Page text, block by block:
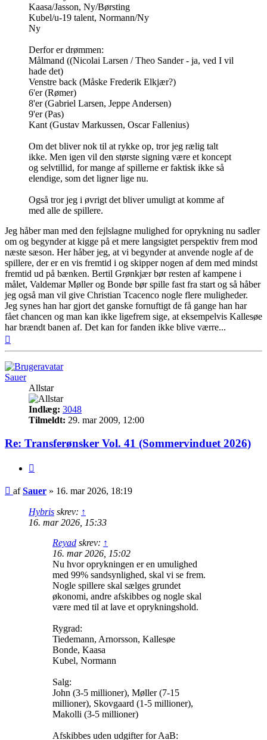
Kaasa/Jasson, Ny/Børsting
Kubel/u-19 talent, Normann/Ny
Ny
Derfor er drømmen:
Målmand ((Nicolai Larsen / Theo Sander - ja, ved I vil
hade det)
Venstre back (Måske Frederik Elkjær?)
6'er (Rømer)
8'er (Gabriel Larsen, Jeppe Andersen)
9'er (Pas)
Kant (Gustav Markussen, Oscar Fallenius)
Om det bliver nok til at rykke op, tror jeg rælig talt
ikke. Men igen vil den største signing være et koncept
og selvtillid, for mange af spillerne er faktisk ikke så
elendige, som det ligner lige nu.
Også tror jeg i øvrigt det bliver umuligt at komme af
med alle de spillere.
Jeg håber man med den fejlslagne mulighed for oprykning nu sadler
om og begynder at kigge på et mere langsigtet perspektiv frem mod
næste sæson. Her håber jeg, at vi begynder at anvende nogle af de
spillere, der er en vis fremtid i og skipper nogen af dem med mindst
fremtid ud på bænken. Bertil Grønkjær bør resten af kampene i
målet, Valdemar Møller og Bonde bør spille fast fra start og så håber
jeg også man vil give Christian Tcacenco nogle flere muligheder.
Jeg synes han har gjort det ganske fornuftigt de få gange han har
fået chancen og man kan ikke ligefrem sige, at eksempelvis Kallesøe
har brændt banen af. Det kan for fanden ikke blive værre...
Sauer
Allstar
Indlæg: 3048
Tilmeldt: 29. mar 2009, 12:00
Re: Transferønsker Vol. 41 (Sommervinduet 2026)
Indlæg
afSauer » 16. mar 2026, 18:19
Hybris skrev: ↑
16. mar 2026, 15:33
Reyad skrev: ↑
16. mar 2026, 15:02
Nu hvor oprykningen er en umulighed
med 99% sandsynlighed, skal vi se frem.
Nogle spillere skal sælges grundet
økonomi, andre afskibbes og nogle skal
være med til at lave et oprykningshold.
Rygrad:
Tiedemann, Arnorsson, Kallesøe
Bonde, Kaasa
Kubel, Normann
Salg:
John (3-5 millioner), Møller (7-15
millioner), Skovgaard (1-5 millioner),
Makolli (3-5 millioner)
Afskibbes uden udgifter for AaB: